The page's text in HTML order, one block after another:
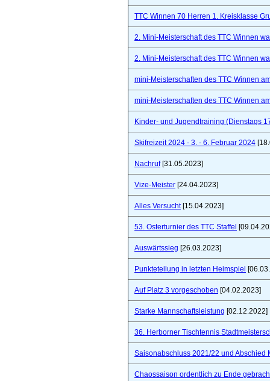
TTC Winnen 70 Herren 1. Kreisklasse
2. Mini-Meisterschaft des TTC Winnen
2. Mini-Meisterschaft des TTC Winnen
mini-Meisterschaften des TTC Winnen
mini-Meisterschaften des TTC Winnen
Kinder- und Jugendtraining (Dienstags
Skifreizeit 2024 - 3. - 6. Februar 2024
Nachruf[31.05.2023]
Vize-Meister [24.04.2023]
Alles Versucht[15.04.2023]
53. Osterturnier des TTC Staffel
Auswärtssieg [26.03.2023]
Punkteteilung in letzten Heimspiel
Auf Platz 3 vorgeschoben [04.02.2023]
Starke Mannschaftsleistung [02.12.2022]
36. Herborner Tischtennis
Saisonabschluss 2021/22 und Abschied
Chaossaison ordentlich zu Ende